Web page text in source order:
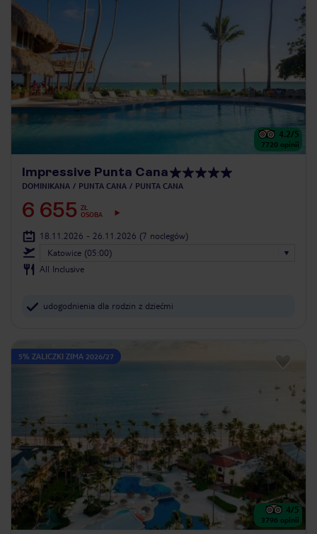
4.2/5
7720 opinii
Impressive Punta Cana
DOMINIKANA PUNTA CANA PUNTA CANA
6 655 ZŁ
OSOBA
18.11.2026 - 26.11.2026 (7 noclegów)
Katowice (05:00)
All Inclusive
udogodnienia dla rodzin z dziećmi
5% ZALICZKI ZIMA 2026/27
4/5
3796 opinii